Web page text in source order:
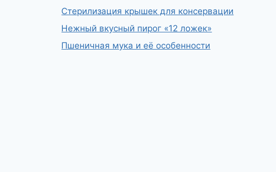
Стерилизация крышек для консервации
Нежный вкусный пирог «12 ложек»
Пшеничная мука и её особенности